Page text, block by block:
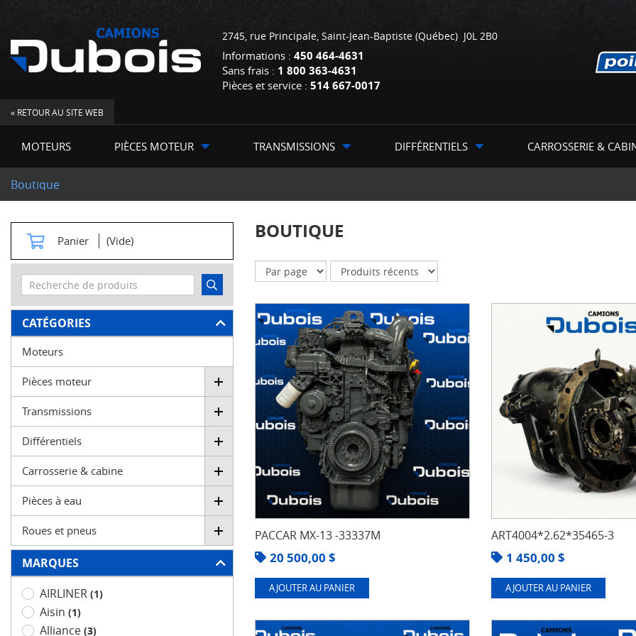
2745, rue Principale, Saint-Jean-Baptiste (Québec) J0L 2B0
Informations : 450 464-4631
Sans frais : 1 800 363-4631
Pièces et service : 514 667-0017
« RETOUR AU SITE WEB
MOTEURS PIÈCES MOTEUR TRANSMISSIONS DIFFÉRENTIELS CARROSSERIE &
Boutique
Panier (Vide)
FILTRER
CATÉGORIES
Moteurs
Pièces moteur
Transmissions
Différentiels
Carrosserie & cabine
Pièces à eau
Roues et pneus
MARQUES
AIRLINER (1)
Aisin (1)
Alliance (3)
BOUTIQUE
PACCAR MX-13 -33337M
20 500,00 $
AJOUTER AU PANIER
ART4004*2.62*35465-3
1 450,00 $
AJOUTER AU PANIER